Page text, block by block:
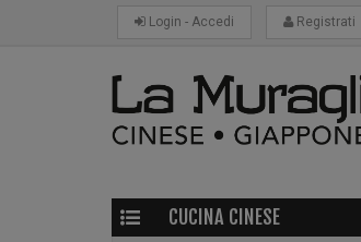
Login - Accedi Registrati
CUCINA CINESE